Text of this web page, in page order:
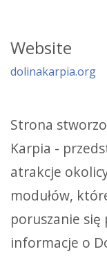
Website
dolinakarpia.org
Strona
Karpia -
atrakcje
modułów,
poruszanie
informacje o